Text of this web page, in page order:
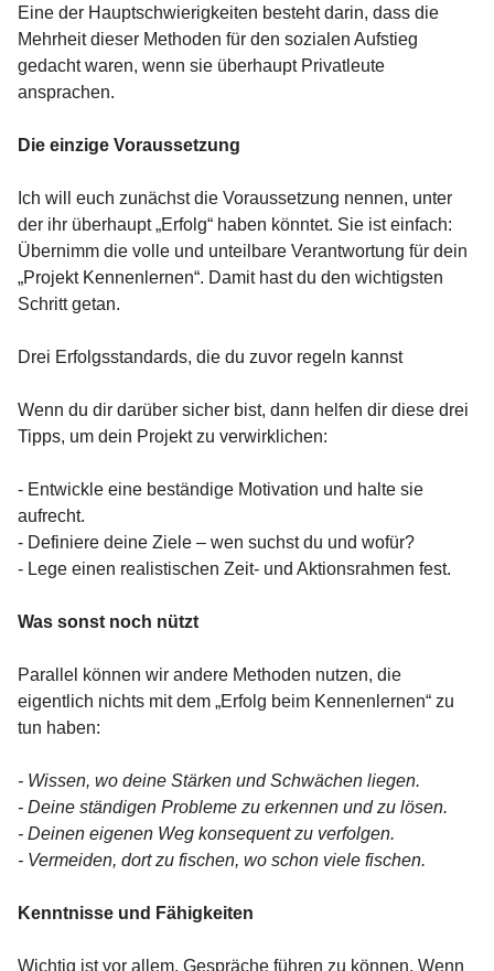
Eine der Hauptschwierigkeiten besteht darin, dass die
Mehrheit dieser Methoden für den sozialen Aufstieg
gedacht waren, wenn sie überhaupt Privatleute
ansprachen.
Die einzige Voraussetzung
Ich will euch zunächst die Voraussetzung nennen, unter
der ihr überhaupt „Erfolg“ haben könntet. Sie ist einfach:
Übernimm die volle und unteilbare Verantwortung für dein
„Projekt Kennenlernen“. Damit hast du den wichtigsten
Schritt getan.
Drei Erfolgsstandards, die du zuvor regeln kannst
Wenn du dir darüber sicher bist, dann helfen dir diese drei
Tipps, um dein Projekt zu verwirklichen:
- Entwickle eine beständige Motivation und halte sie
aufrecht.
- Definiere deine Ziele – wen suchst du und wofür?
- Lege einen realistischen Zeit- und Aktionsrahmen fest.
Was sonst noch nützt
Parallel können wir andere Methoden nutzen, die
eigentlich nichts mit dem „Erfolg beim Kennenlernen“ zu
tun haben:
- Wissen, wo deine Stärken und Schwächen liegen.
- Deine ständigen Probleme zu erkennen und zu lösen.
- Deinen eigenen Weg konsequent zu verfolgen.
- Vermeiden, dort zu fischen, wo schon viele fischen.
Kenntnisse und Fähigkeiten
Wichtig ist vor allem, Gespräche führen zu können. Wenn